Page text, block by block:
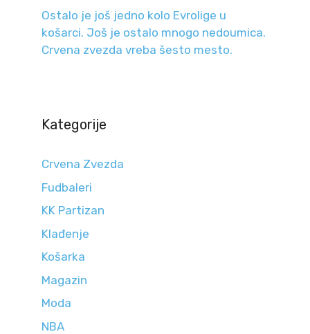
Ostalo je još jedno kolo Evrolige u
košarci. Još je ostalo mnogo nedoumica.
Crvena zvezda vreba šesto mesto.
Kategorije
Crvena Zvezda
Fudbaleri
KK Partizan
Klađenje
Košarka
Magazin
Moda
NBA